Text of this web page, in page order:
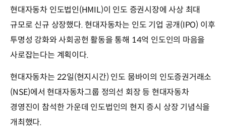
현대자동차 인도법인(HMIL)이 인도 증권시장에 사상 최대
규모로 신규 상장했다. 현대자동차는 인도 기업 공개(IPO) 이후
투명성 강화와 사회공헌 활동을 통해 14억 인도인의 마음을
사로잡는다는 계획이다.
현대자동차는 22일(현지시간) 인도 뭄바이의 인도증권거래소
(NSE)에서 현대자동차그룹 정의선 회장 등 현대자동차
경영진이 참석한 가운데 인도법인의 현지 증시 상장 기념식을
개최했다.